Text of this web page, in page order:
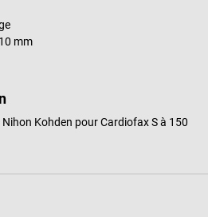
mm
Kohden pour Cardiofax S à 150